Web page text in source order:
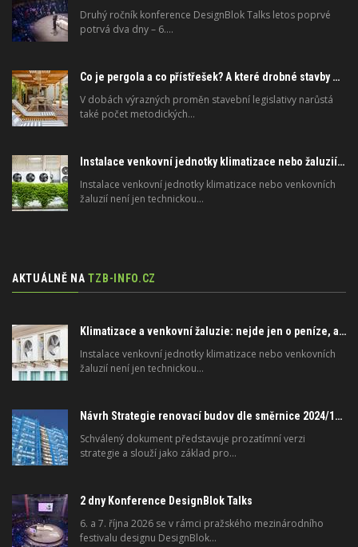
Druhý ročník konference DesignBlok Talks letos poprvé
potrvá dva dny – 6.…
Co je pergola a co přístřešek? A které drobné stavby musíte povolovat? Pomůže metodika
V dobách výrazných proměn stavební legislativy narůstá
také počet metodických…
Instalace venkovní jednotky klimatizace nebo žaluzií podléhá jasným právním pravidlům
Instalace venkovní jednotky klimatizace nebo venkovních
žaluzií není jen technickou…
AKTUÁLNĚ NA TZB-INFO.CZ
Klimatizace a venkovní žaluzie: nejde jen o peníze, ale i o právo
Instalace venkovní jednotky klimatizace nebo venkovních
žaluzií není jen technickou…
Návrh Strategie renovací budov dle směrnice 2024/1275/EU o energetické náročnosti budov
Schválený dokument představuje prozatímní verzi
strategie a slouží jako základ pro…
2 dny Konference DesignBlok Talks
6. a 7. října 2026 se v rámci pražského mezinárodního
festivalu designu DesignBlok…